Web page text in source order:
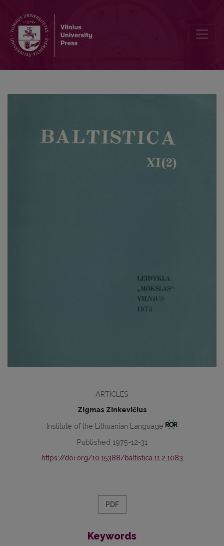
ARTICLES
Zigmas Zinkevičius
Institute of the Lithuanian Language
Published 1975-12-31
https://doi.org/10.15388/baltistica.11.2.1083
PDF
Keywords